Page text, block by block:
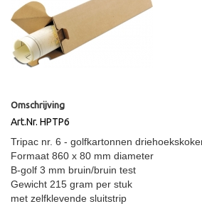
Omschrijving
Art.Nr. HPTP6
Tripac nr. 6 - golfkartonnen
Formaat 860 x 80 mm diameter
B-golf 3 mm bruin/bruin test
Gewicht 215 gram per stuk
met zelfklevende sluitstrip